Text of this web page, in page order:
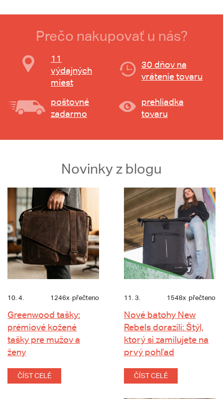
Prečo nakupovať u nás?
11
výdajných
miest
30 dňov na
vrátenie tovaru
poštovné
zadarmo
prehliadka
tovaru
Novinky z blogu
10. 4. 1246x přečteno
Greenwood tašky:
prémiové kožené
tašky pre mužov a
ženy
ČÍST CELÉ
11. 3. 1548x přečteno
Nové batohy New
Rebels dorazili: Štýl,
ktorý si zamilujete na
prvý pohľad
ČÍST CELÉ